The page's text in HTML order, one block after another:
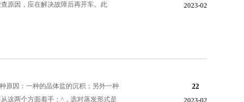
原因，应在解决故障后再开车。此
2023-02
原因：一种的晶体盐的沉积；另外一种
这两个方面着手：^，选对蒸发形式是
22
2023-02